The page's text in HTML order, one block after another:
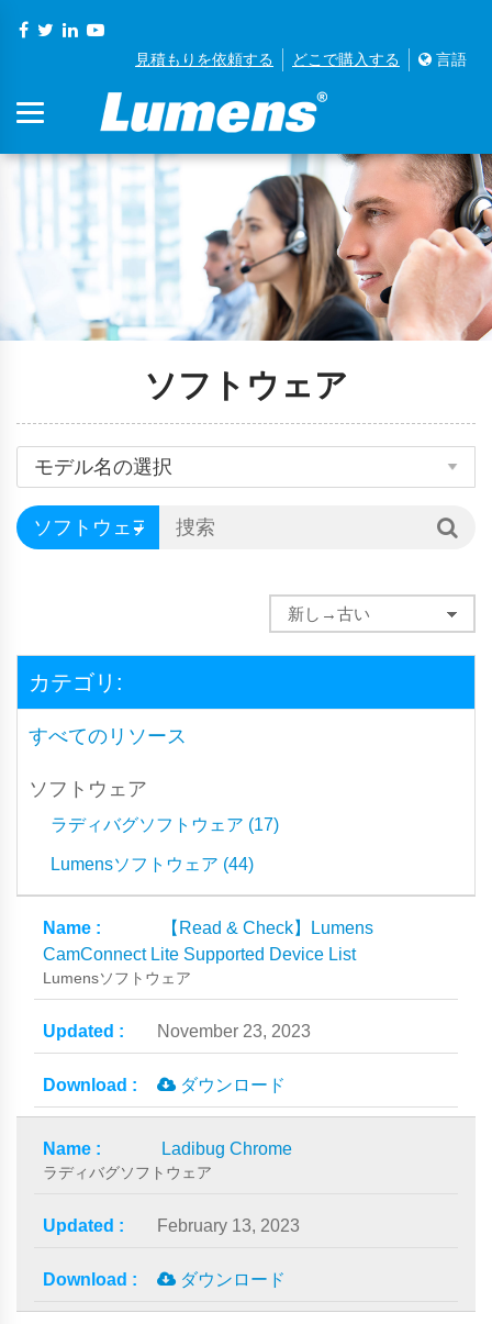
見積もりを依頼する どこで購入する 言語
ソフトウェア
カテゴリ:
すべてのリソース
ソフトウェア
ラディバグソフトウェア (17)
Lumensソフトウェア (44)
【Read & Check】Lumens
CamConnect Lite Supported Device List
Lumensソフトウェア
November 23, 2023
ダウンロード
Ladibug Chrome
ラディバグソフトウェア
February 13, 2023
ダウンロード